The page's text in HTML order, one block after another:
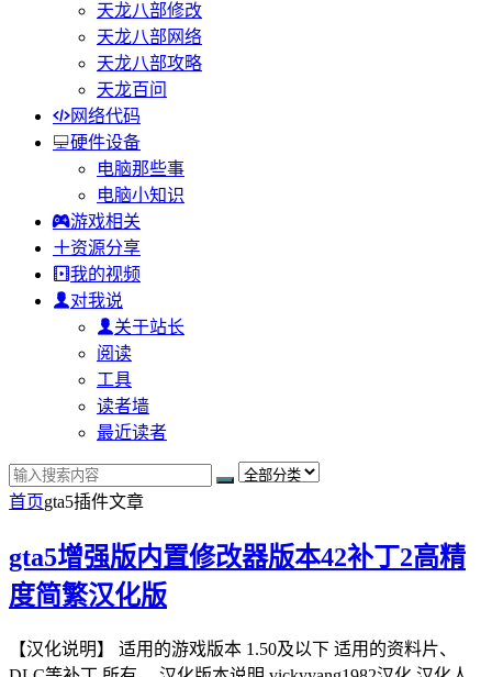
天龙八部修改
天龙八部网络
天龙八部攻略
天龙百问
网络代码
硬件设备
电脑那些事
电脑小知识
游戏相关
资源分享
我的视频
对我说
关于站长
阅读
工具
读者墙
最近读者
首页gta5插件文章
gta5增强版内置修改器版本42补丁2高精
度简繁汉化版
【汉化说明】 适用的游戏版本 1.50及以下 适用的资料片、